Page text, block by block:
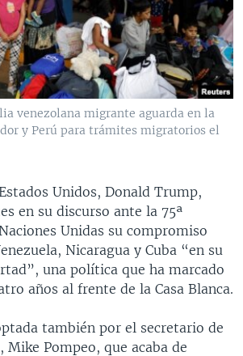
Y CULTURA
AL DÍA
[RADIO]
VOA
venezolana migrante aguarda en la
y Perú para trámites migratorios el
Unidos, Donald Trump,
en su discurso ante la 75ª
Unidas su compromiso
Nicaragua y Cuba “en su
una política que ha marcado
años al frente de la Casa Blanca.
también por el secretario de
Mike Pompeo, que acaba de